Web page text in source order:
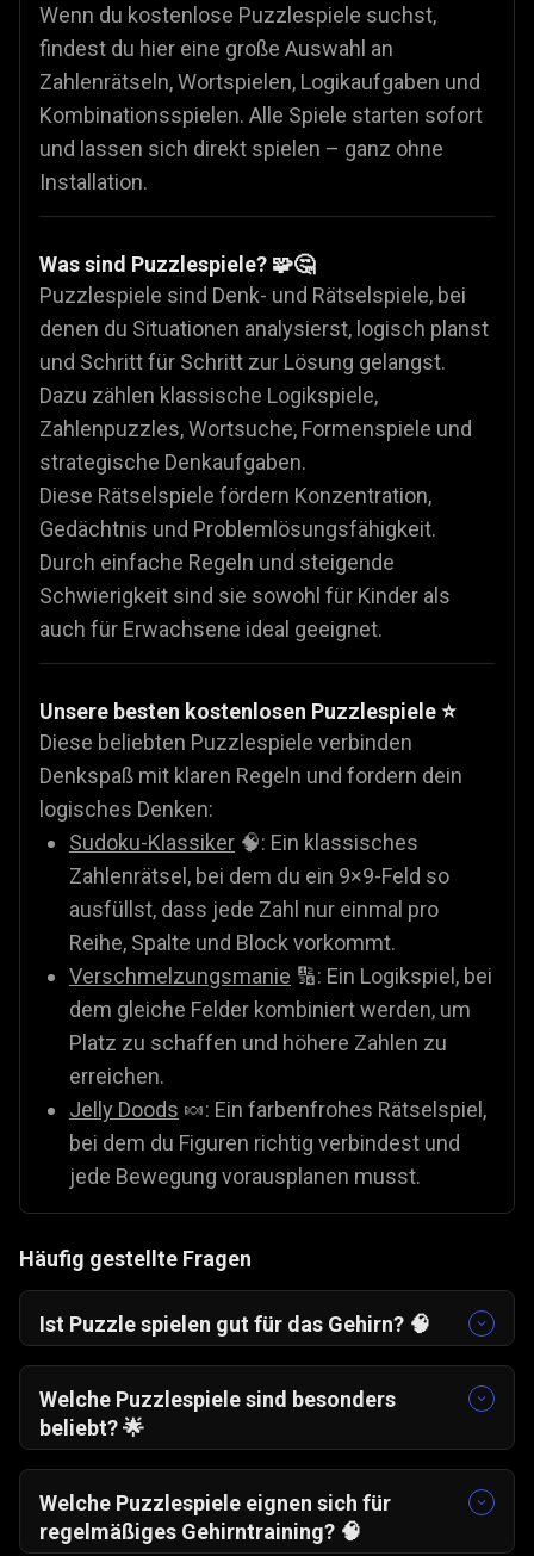
Wenn du kostenlose Puzzlespiele suchst,
findest du hier eine große Auswahl an
Zahlenrätseln, Wortspielen, Logikaufgaben und
Kombinationsspielen. Alle Spiele starten sofort
und lassen sich direkt spielen – ganz ohne
Installation.
Was sind Puzzlespiele? 🧩🤔
Puzzlespiele sind Denk- und Rätselspiele, bei
denen du Situationen analysierst, logisch planst
und Schritt für Schritt zur Lösung gelangst.
Dazu zählen klassische Logikspiele,
Zahlenpuzzles, Wortsuche, Formenspiele und
strategische Denkaufgaben.
Diese Rätselspiele fördern Konzentration,
Gedächtnis und Problemlösungsfähigkeit.
Durch einfache Regeln und steigende
Schwierigkeit sind sie sowohl für Kinder als
auch für Erwachsene ideal geeignet.
Unsere besten kostenlosen Puzzlespiele ⭐
Diese beliebten Puzzlespiele verbinden
Denkspaß mit klaren Regeln und fordern dein
logisches Denken:
Sudoku-Klassiker 🧠: Ein klassisches
Zahlenrätsel, bei dem du ein 9×9-Feld so
ausfüllst, dass jede Zahl nur einmal pro
Reihe, Spalte und Block vorkommt.
Verschmelzungsmanie 🔢: Ein Logikspiel, bei
dem gleiche Felder kombiniert werden, um
Platz zu schaffen und höhere Zahlen zu
erreichen.
Jelly Doods 🍬: Ein farbenfrohes Rätselspiel,
bei dem du Figuren richtig verbindest und
jede Bewegung vorausplanen musst.
Häufig gestellte Fragen
Ist Puzzle spielen gut für das Gehirn? 🧠
Ja. Puzzlespiele fördern das logische Denken,
verbessern die Konzentration und trainieren das
Gedächtnis. Regelmäßiges Spielen kann helfen,
geistig fit zu bleiben und
Problemlösungsfähigkeiten zu stärken.
Welche Puzzlespiele sind besonders
beliebt? 🌟
Regeln und zunehmender Herausforderung,
zum Beispiel:
Welche Puzzlespiele eignen sich für
regelmäßiges Gehirntraining? 🧠